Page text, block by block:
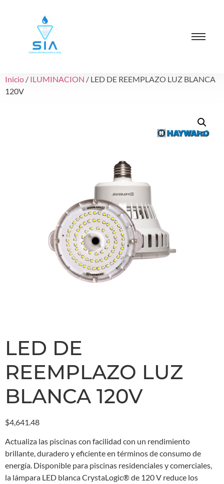
Inicio / ILUMINACION / LED DE REEMPLAZO LUZ BLANCA
120V
LED DE
REEMPLAZO LUZ
BLANCA 120V
$4,641.48
Actualiza las piscinas con facilidad con un rendimiento
brillante, duradero y eficiente en términos de consumo de
energía. Disponible para piscinas residenciales y comerciales,
la lámpara LED blanca CrystaLogic® de 120 V reduce los